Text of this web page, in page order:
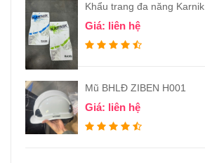
Khẩu trang đa năng Karnik
Giá: liên hệ
Mũ BHLĐ ZIBEN H001
Giá: liên hệ